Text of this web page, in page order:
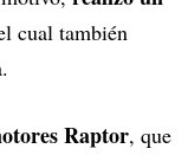
cual también
Raptor, que